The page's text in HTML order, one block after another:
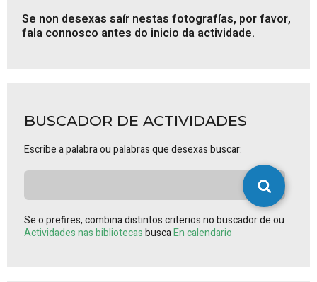
Se non desexas saír nestas fotografías, por favor,
fala connosco antes do inicio da actividade.
BUSCADOR DE ACTIVIDADES
Escribe a palabra ou palabras que desexas buscar:
Se o prefires, combina distintos criterios no buscador de ou
Actividades nas bibliotecasbuscaEn calendario